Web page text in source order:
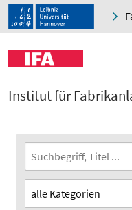
Institut für